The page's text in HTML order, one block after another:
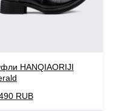
HANQIAORIJI
RUB